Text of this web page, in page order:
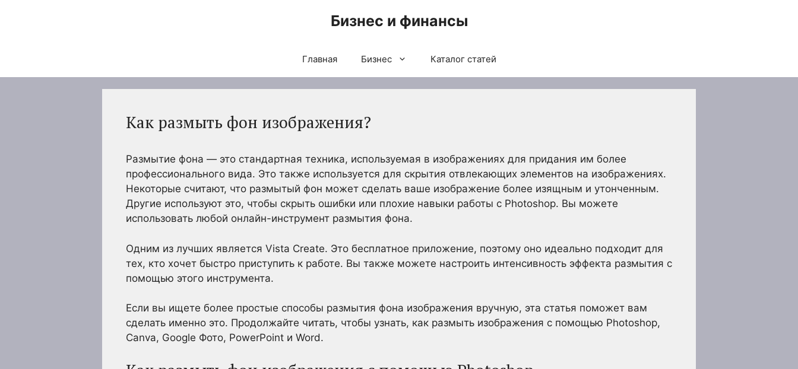
Бизнес и финансы
Главная Бизнес Каталог статей
Как размыть фон изображения?
Размытие фона — это стандартная техника, используемая в изображениях для придания им более
профессионального вида. Это также используется для скрытия отвлекающих элементов на изображениях.
Некоторые считают, что размытый фон может сделать ваше изображение более изящным и утонченным.
Другие используют это, чтобы скрыть ошибки или плохие навыки работы с Photoshop. Вы можете
использовать любой онлайн-инструмент размытия фона.
Одним из лучших является Vista Create. Это бесплатное приложение, поэтому оно идеально подходит для
тех, кто хочет быстро приступить к работе. Вы также можете настроить интенсивность эффекта размытия с
помощью этого инструмента.
Если вы ищете более простые способы размытия фона изображения вручную, эта статья поможет вам
сделать именно это. Продолжайте читать, чтобы узнать, как размыть изображения с помощью Photoshop,
Canva, Google Фото, PowerPoint и Word.